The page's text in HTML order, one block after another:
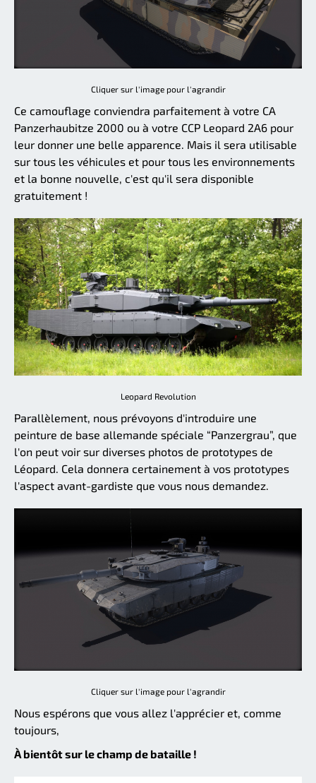
Cliquer sur l'image pour l'agrandir
Ce camouflage conviendra parfaitement à votre CA
Panzerhaubitze 2000 ou à votre CCP Leopard 2A6 pour
leur donner une belle apparence. Mais il sera utilisable
sur tous les véhicules et pour tous les environnements
et la bonne nouvelle, c'est qu'il sera disponible
gratuitement !
Leopard Revolution
Parallèlement, nous prévoyons d'introduire une
peinture de base allemande spéciale “Panzergrau”, que
l'on peut voir sur diverses photos de prototypes de
Léopard. Cela donnera certainement à vos prototypes
l'aspect avant-gardiste que vous nous demandez.
Cliquer sur l'image pour l'agrandir
Nous espérons que vous allez l'apprécier et, comme
toujours,
À bientôt sur le champ de bataille !